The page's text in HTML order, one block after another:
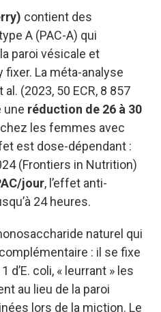
contient des
A (PAC-A) qui
paroi vésicale et
fixer. La méta-analyse
(2023, 50 ECR, 8 857
une réduction de 26 à 30
les femmes avec
est dose-dépendant :
(Frontiers in Nutrition)
jour, l’effet anti-
24 heures.
naturel qui
: il se fixe
d’E. coli, « leurrant » les
au lieu de la paroi
lors de la miction. Le